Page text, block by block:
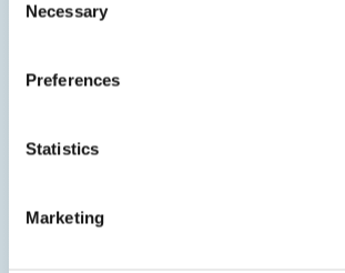
Selection
Necessary
Preferences
Statistics
Marketing
Verarbeitung ohne manuelle